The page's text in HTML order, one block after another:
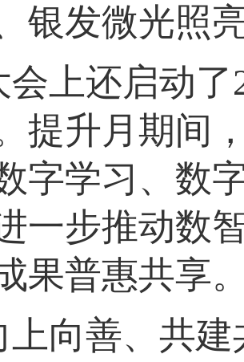
银发微光照
会上还启动
提升月期间
字学习、数
一步推动数
果普惠共享
上向善、共